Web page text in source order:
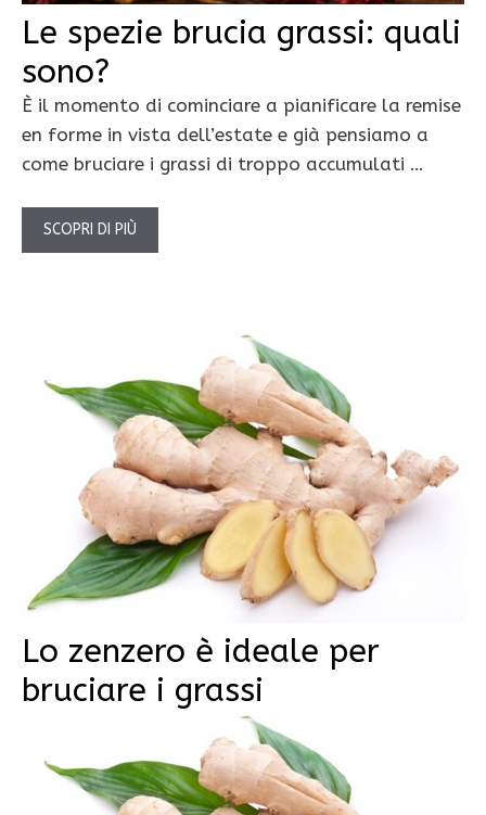
Le spezie brucia grassi: quali
sono?
È il momento di cominciare a pianificare la remise
en forme in vista dell’estate e già pensiamo a
come bruciare i grassi di troppo accumulati …
SCOPRI DI PIÙ
Lo zenzero è ideale per
bruciare i grassi